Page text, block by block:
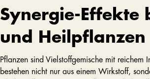
Synergie-Effekte
und Heilpflanzen
Pflanzen sind Vielstoffgemische mit reichem
bestehen nicht nur aus einem Wirkstoff,